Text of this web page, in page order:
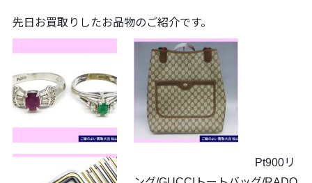
先日お買取りしたお品物のご紹介です。
Pt900リ